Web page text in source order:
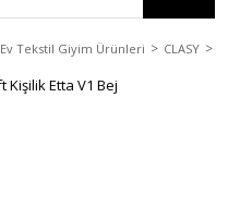
Ev Tekstil Giyim Ürünleri CLASY